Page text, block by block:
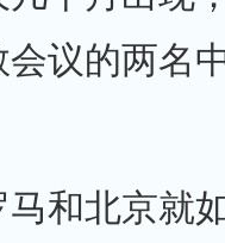
议的两名
和北京就